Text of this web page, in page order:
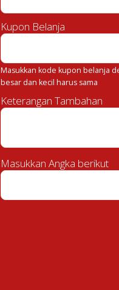
Kupon Belanja
Masukkan kode kupon belanja
besar dan kecil harus sama
Keterangan Tambahan
Masukkan Angka berikut